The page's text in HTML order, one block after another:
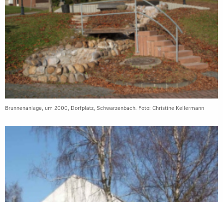
Brunnenanlage, um 2000, Dorfplatz, Schwarzenbach. Foto: Christine Kellermann